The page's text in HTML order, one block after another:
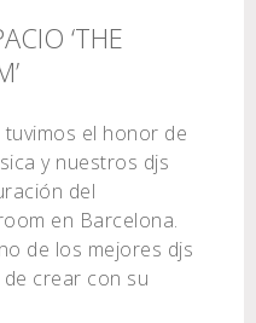
‘THE
el honor de
y nuestros djs
del
en Barcelona.
de los mejores djs
crear con su